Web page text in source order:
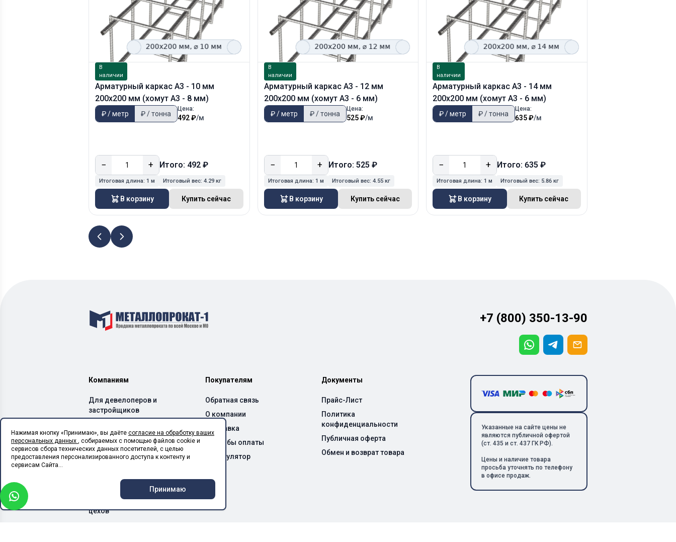
В
наличии
Арматурный каркас А3 - 10 мм
200х200 мм (хомут А3 - 8 мм)
₽ / метр ₽ / тонна
Цена:
492 ₽/м
− + Итого: 492 ₽
Итоговая длина: 1 м Итоговый вес: 4.29 кг
В корзину Купить сейчас
В
наличии
Арматурный каркас А3 - 12 мм
200х200 мм (хомут А3 - 6 мм)
₽ / метр ₽ / тонна
Цена:
525 ₽/м
− + Итого: 525 ₽
Итоговая длина: 1 м Итоговый вес: 4.55 кг
В корзину Купить сейчас
В
наличии
Арматурный каркас А3 - 14 мм
200х200 мм (хомут А3 - 6 мм)
₽ / метр ₽ / тонна
Цена:
635 ₽/м
− + Итого: 635 ₽
Итоговая длина:1 м Итоговый вес: 5.86 кг
В корзину Купить сейчас
+7 (800) 350-13-90
Компаниям
Для девелоперов и
застройщиков
и бетонных заводов
Для производителей ЛСТК
Для монтажных
Для сельхоз предприятий
Для производственных
цехов
Покупателям
Обратная связь
О компании
Доставка
Способы оплаты
Калькулятор
Документы
Прайс-Лист
Политика
конфиденциальности
Публичная оферта
Обмен и возврат товара
Указанные на сайте цены не
являются публичной офертой
(ст. 435 и ст. 437 ГК РФ).
Цены и наличие товара
просьба уточнять по телефону
в офисе продаж.
Нажимая кнопку «Принимаю», вы даёте согласие на обработку ваших
персональных данных , собираемых с помощью файлов cookie и
сервисов сбора технических данных посетителей, с целью
предоставления персонализированного доступа к контенту и
сервисам Сайта...
Принимаю